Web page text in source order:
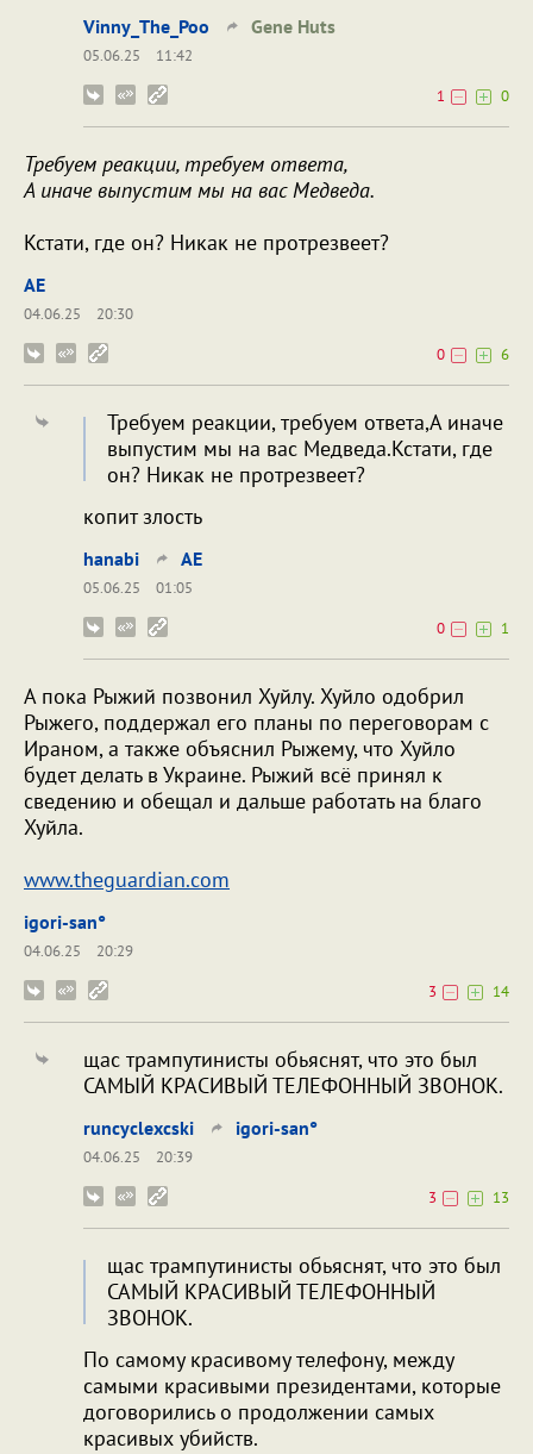
Vinny_The_Poo Gene Huts
05.06.25
11:42
1
0
Требуем реакции, требуем ответа,
А иначе выпустим мы на вас Медведа.
Кстати, где он? Никак не протрезвеет?
AE
04.06.25
20:30
0
6
Требуем реакции, требуем ответа,А иначе
выпустим мы на вас Медведа.Кстати, где
он? Никак не протрезвеет?
копит злость
hanabi AE
05.06.25
01:05
0
1
А пока Рыжий позвонил Хуйлу. Хуйлo одобрил
Рыжего, поддержал его планы по переговорам с
Ираном, а также объяснил Рыжему, что Хуйло
будет делать в Украине. Рыжий всё принял к
сведению и обещал и дальше работать на благо
Хуйла.
www.theguardian.com
igori-san°
04.06.25
20:29
3
14
щас трампутинисты обьяснят, что это был
САМЫЙ КРАСИВЫЙ ТЕЛЕФОННЫЙ ЗВОНОК.
runcyclexcski igori-san°
04.06.25
20:39
3
13
щас трампутинисты обьяснят, что это был
САМЫЙ КРАСИВЫЙ ТЕЛЕФОННЫЙ
ЗВОНОК.
По самому красивому телефону, между
самыми красивыми президентами, которые
договорились о продолжении самых
красивых убийств.